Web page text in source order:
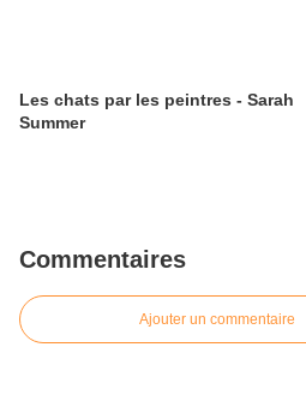
Les chats par les peintres - Sarah
Summer
Commentaires
Ajouter un commentaire